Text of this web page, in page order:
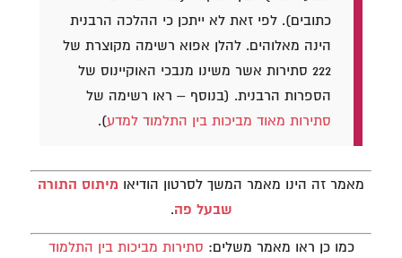
כתובים). לפי זאת לא ייתכן כי ההלכה הרבנית
הינה מאלוהים. להלן אפוא רשימה מקוצרת של
222 סתירות אשר משינו מנבכי האוקיינוס של
הספרות הרבנית. (בנוסף – ראו רשימה של
סתירות מאוד מביכות בין התלמוד למדע).
מאמר זה הינו מאמר המשך לסרטון הודיאו מיתוס התורה
שבעל פה.
כמו כן ראו מאמר משלים: סתירות מביכות בין התלמוד